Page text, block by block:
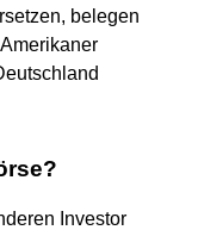
belegen
Investor